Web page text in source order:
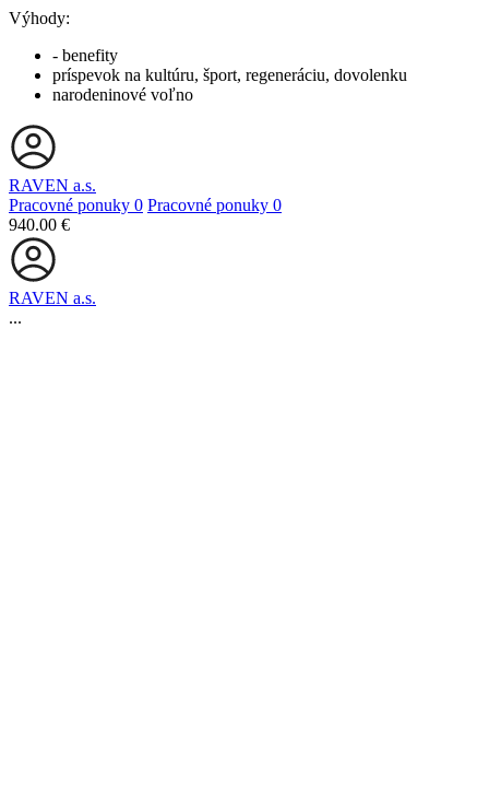
Výhody:
- benefity
príspevok na kultúru, šport, regeneráciu, dovolenku
narodeninové voľno
RAVEN a.s.
Pracovné ponuky 0 Pracovné ponuky 0
940.00 €
RAVEN a.s.
...